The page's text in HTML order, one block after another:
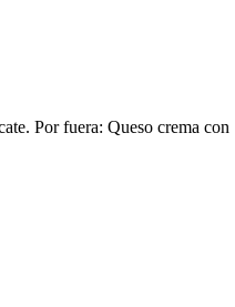
Por fuera: Queso crema con